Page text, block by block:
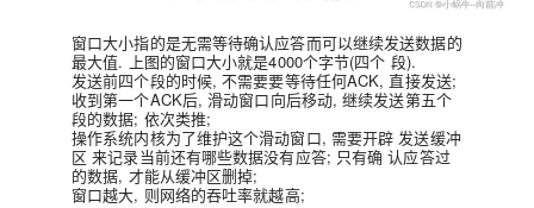
窗口大小指的是无需等待确认应答而可以继续发送数据的
最大值. 上图的窗口大小就是4000个字节(四个 段).
发送前四个段的时候, 不需要要等待任何ACK, 直接发送;
收到第一个ACK后, 滑动窗口向后移动, 继续发送第五个
段的数据; 依次类推;
操作系统内核为了维护这个滑动窗口, 需要开辟 发送缓冲
区 来记录当前还有哪些数据没有应答; 只有确 认应答过
的数据, 才能从缓冲区删掉;
窗口越大, 则网络的吞吐率就越高;